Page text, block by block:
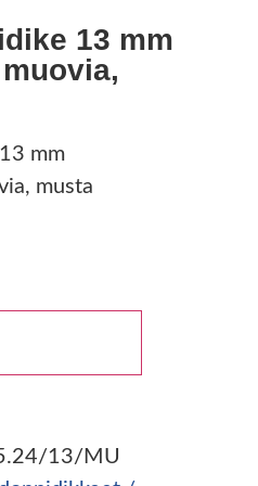
13 mm
mm
musta
13/MU